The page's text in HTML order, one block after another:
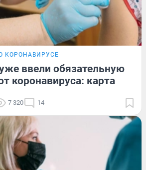
КОРОНАВИРУСЕ
ввели обязательную
коронавируса: карта
7 320 14